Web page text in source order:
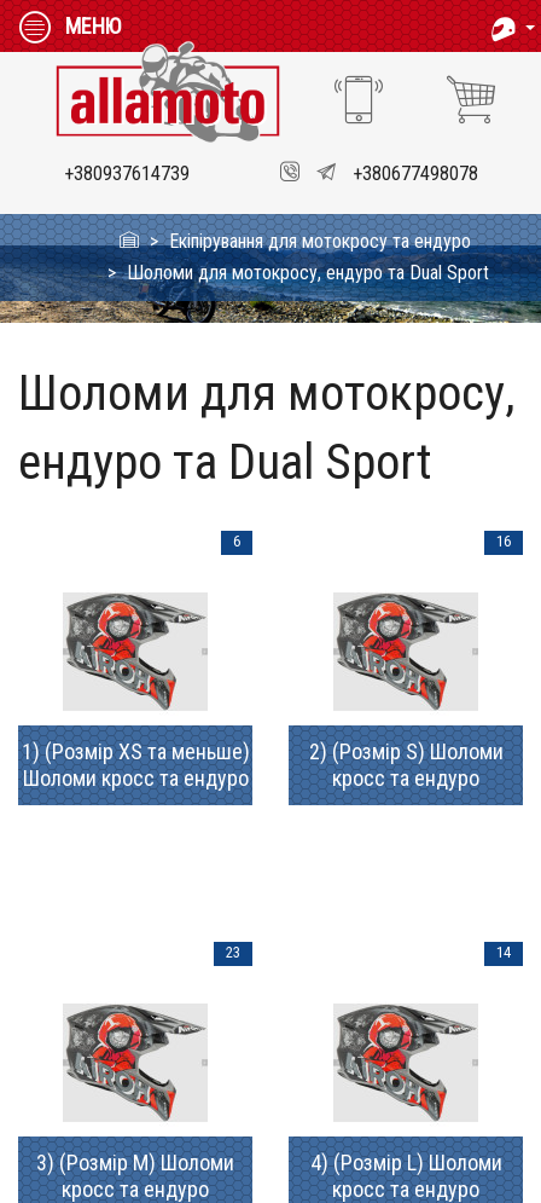
МЕНЮ
+380937614739 +380677498078
Екіпірування для мотокросу та ендуро
Шоломи для мотокросу, ендуро та Dual Sport
Шоломи для мотокросу,
ендуро та Dual Sport
1) (Розмір XS та меньше)
Шоломи кросс та ендуро
6
2) (Розмір S) Шоломи
кросс та ендуро
16
3) (Розмір M) Шоломи
кросс та ендуро
23
4) (Розмір L) Шоломи
кросс та ендуро
14